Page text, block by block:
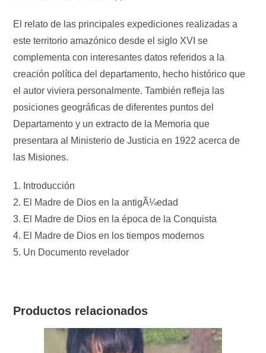
El relato de las principales expediciones realizadas a
este territorio amazónico desde el siglo XVI se
complementa con interesantes datos referidos a la
creación política del departamento, hecho histórico que
el autor viviera personalmente. También refleja las
posiciones geográficas de diferentes puntos del
Departamento y un extracto de la Memoria que
presentara al Ministerio de Justicia en 1922 acerca de
las Misiones.
1. Introducción
2. El Madre de Dios en la antigÃ¼edad
3. El Madre de Dios en la época de la Conquista
4. El Madre de Dios en los tiempos modernos
5. Un Documento revelador
Productos relacionados